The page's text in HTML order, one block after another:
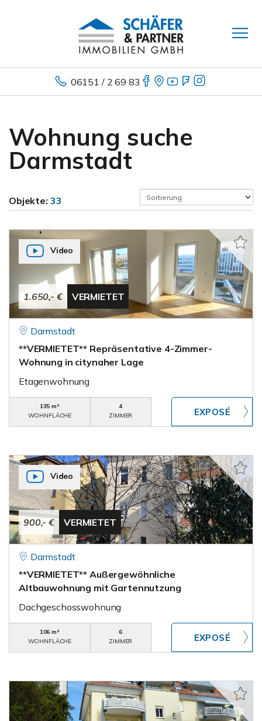
06151 / 2 69 83
Wohnung suche
Darmstadt
Objekte: 33
1.650,- € VERMIETET
Video
Darmstadt
**VERMIETET** Repräsentative 4-Zimmer-
Wohnung in citynaher Lage
Etagenwohnung
135 m²
WOHNFLÄCHE
4
ZIMMER
900,- € VERMIETET
Video
Darmstadt
**VERMIETET** Außergewöhnliche
Altbauwohnung mit Gartennutzung
Dachgeschosswohnung
106 m²
WOHNFLÄCHE
6
ZIMMER